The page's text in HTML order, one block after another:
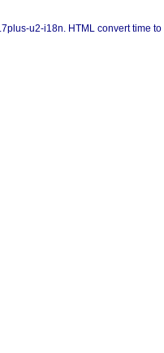
u2-i18n. HTML convert time